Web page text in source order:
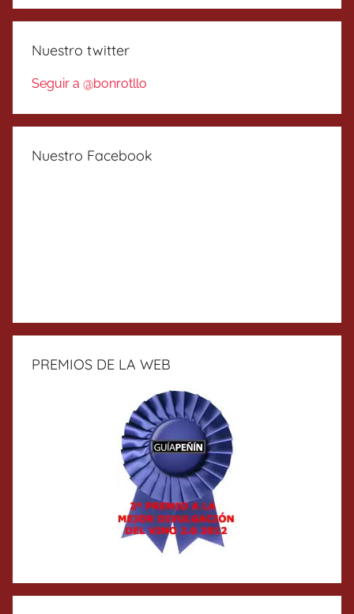
Nuestro twitter
Seguir a @bonrotllo
Nuestro Facebook
PREMIOS DE LA WEB